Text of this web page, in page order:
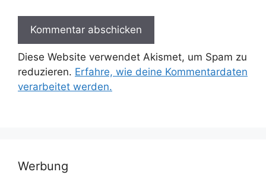
Diese Website verwendet Akismet, um Spam zu
reduzieren. Erfahre, wie deine Kommentardaten
verarbeitet werden.
Werbung